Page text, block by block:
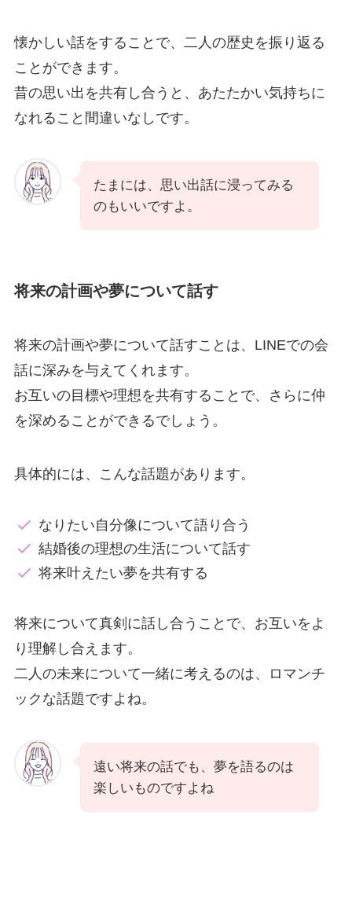
懐かしい話をすることで、二人の歴史を振り返る
ことができます。
昔の思い出を共有し合うと、あたたかい気持ちに
なれること間違いなしです。
たまには、思い出話に浸ってみる
のもいいですよ。
将来の計画や夢について話す
将来の計画や夢について話すことは、LINEでの会
話に深みを与えてくれます。
お互いの目標や理想を共有することで、さらに仲
を深めることができるでしょう。
具体的には、こんな話題があります。
なりたい自分像について語り合う
結婚後の理想の生活について話す
将来叶えたい夢を共有する
将来について真剣に話し合うことで、お互いをよ
り理解し合えます。
二人の未来について一緒に考えるのは、ロマンチ
ックな話題ですよね。
遠い将来の話でも、夢を語るのは
楽しいものですよね